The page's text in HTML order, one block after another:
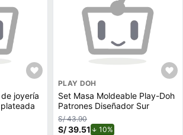
joyería
PLAY DOH
Set Masa Moldeable Play-Doh
Patrones Diseñador Sur
S/ 43.90
S/ 39.51 10%